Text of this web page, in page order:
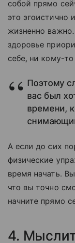
собой прямо
это эгоистично
жизненно
здоровье
себе, ни кому-
Поэтому
вас был
времени,
А если до сих
физические
время начать.
что вы точно
начните прямо
4.